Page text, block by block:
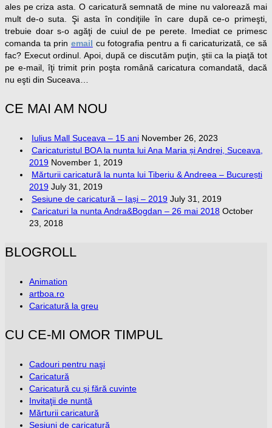
ales pe criza asta. O caricatură semnată de mine nu valorează mai
mult de-o suta. Şi asta în condiţiile în care după ce-o primeşti,
trebuie doar s-o agăţi de cuiul de pe perete. Imediat ce primesc
comanda ta prin email cu fotografia pentru a fi caricaturizată, ce să
fac? Execut ordinul. Apoi, după ce discutăm puţin, ştii ca la piaţă tot
pe e-mail, îţi trimit prin poşta română caricatura comandată, dacă
nu eşti din Suceava…
CE MAI AM NOU
Iulius Mall Suceava – 15 ani November 26, 2023
Caricaturistul BOA la nunta lui Ana Maria și Andrei, Suceava,
2019 November 1, 2019
Mărturii caricatură la nunta lui Tiberiu & Andreea – București
2019 July 31, 2019
Sesiune de caricatură – Iași – 2019 July 31, 2019
Caricaturi la nunta Andra&Bogdan – 26 mai 2018 October
23, 2018
BLOGROLL
Animation
artboa.ro
Caricatură la greu
CU CE-MI OMOR TIMPUL
Cadouri pentru naşi
Caricatură
Caricatură cu și fără cuvinte
Invitaţii de nuntă
Mărturii caricatură
Sesiuni de caricatură